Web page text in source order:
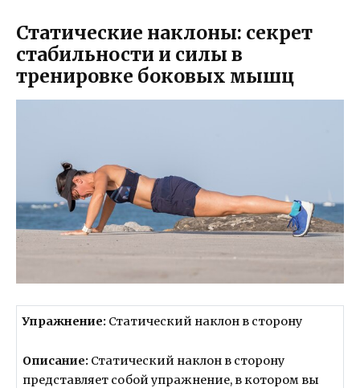
Статические наклоны: секрет
стабильности и силы в
тренировке боковых мышц
Упражнение: Статический наклон в сторону
Описание: Статический наклон в сторону
представляет собой упражнение, в котором вы